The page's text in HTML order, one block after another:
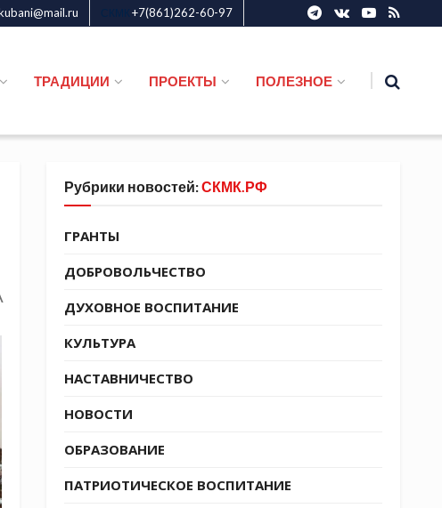
+7(861)262-60-97
ТРАДИЦИИ ПРОЕКТЫ ПОЛЕЗНОЕ
Рубрики новостей:СКМК.РФ
ГРАНТЫ
ДОБРОВОЛЬЧЕСТВО
ДУХОВНОЕ ВОСПИТАНИЕ
КУЛЬТУРА
НАСТАВНИЧЕСТВО
НОВОСТИ
ОБРАЗОВАНИЕ
ПАТРИОТИЧЕСКОЕ ВОСПИТАНИЕ